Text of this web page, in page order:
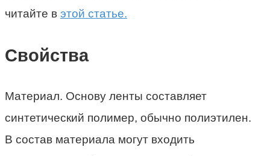
читайте в этой статье.
Свойства
Материал. Основу ленты составляет
синтетический полимер, обычно полиэтилен.
В состав материала могут входить